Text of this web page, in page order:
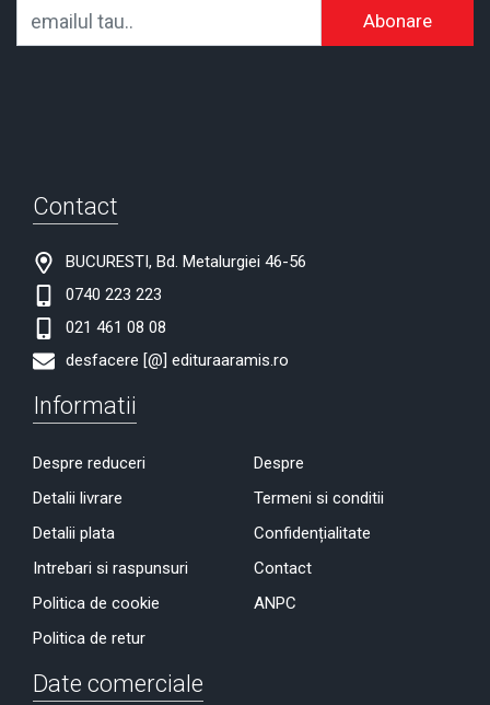
Abonare
Contact
BUCURESTI, Bd. Metalurgiei 46-56
0740 223 223
021 461 08 08
desfacere [@] edituraaramis.ro
Informatii
Despre reduceri
Detalii livrare
Detalii plata
Intrebari si raspunsuri
Politica de cookie
Politica de retur
Despre
Termeni si conditii
Confidențialitate
Contact
ANPC
Date comerciale